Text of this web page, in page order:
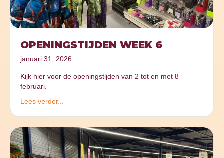
OPENINGSTIJDEN WEEK 6
januari 31, 2026
Kijk hier voor de openingstijden van 2 tot en met 8
februari.
Lees verder...